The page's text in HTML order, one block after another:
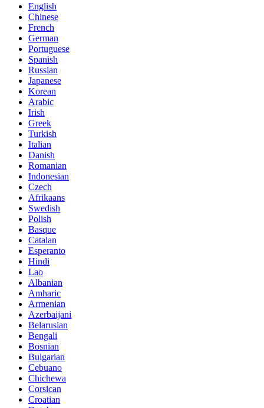
English
Chinese
French
German
Portuguese
Spanish
Russian
Japanese
Korean
Arabic
Irish
Greek
Turkish
Italian
Danish
Romanian
Indonesian
Czech
Afrikaans
Swedish
Polish
Basque
Catalan
Esperanto
Hindi
Lao
Albanian
Amharic
Armenian
Azerbaijani
Belarusian
Bengali
Bosnian
Bulgarian
Cebuano
Chichewa
Corsican
Croatian